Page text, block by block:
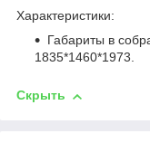
Характеристики:
Габариты в
1835*1460*1973.
Скрыть